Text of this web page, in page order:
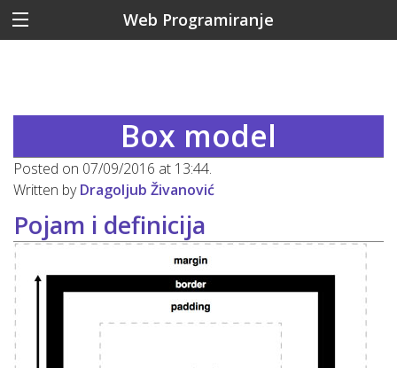
Web Programiranje
Box model
Posted on 07/09/2016 at 13:44.
Written byDragoljub Živanović
Pojam i definicija